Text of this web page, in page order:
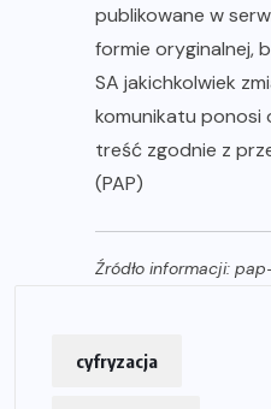
publikowane w
formie oryginalnej,
SA jakichkolwiek
komunikatu ponosi
treść zgodnie z
(PAP)
Źródło informacji:
cyfryzacja